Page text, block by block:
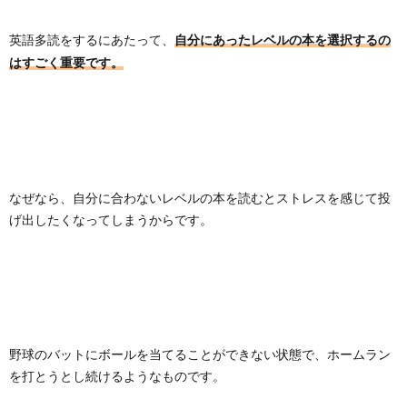
英語多読をするにあたって、 自分にあったレベルの本を選択するの
はすごく重要です。
なぜなら、自分に合わないレベルの本を読むとストレスを感じて投
げ出したくなってしまうからです。
野球のバットにボールを当てることができない状態で、ホームラン
を打とうとし続けるようなものです。